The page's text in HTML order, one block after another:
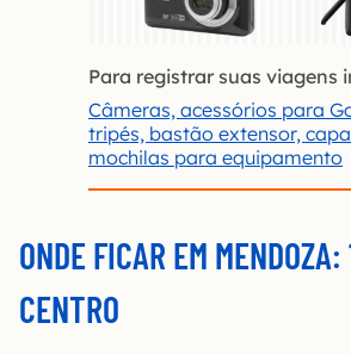
Para registrar suas viagens
Câmeras, acessórios para
tripés, bastão extensor,
mochilas para equipamento
ONDE FICAR EM
CENTRO